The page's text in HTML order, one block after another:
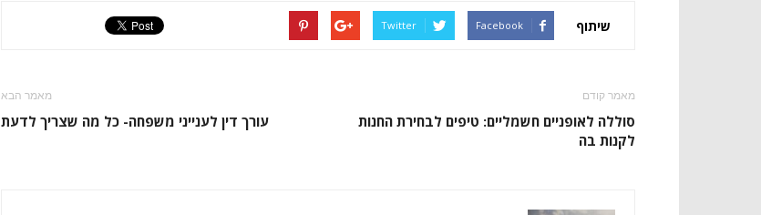
שיתוף Facebook
Twitter
מאמר קודם
סוללה לאופניים חשמליים: טיפים לבחירת החנות
לקנות בה
מאמר הבא
עורך דין לענייני משפחה- כל מה שצריך לדעת